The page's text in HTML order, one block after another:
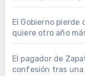
El Gobierno pierde
quiere otro año
El pagador de
confesión tras